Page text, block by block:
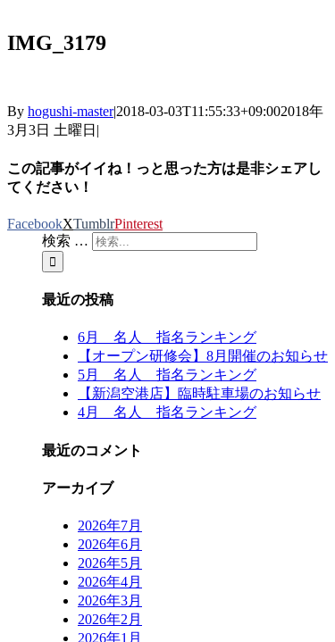
IMG_3179
By hogushi-master|2018-03-03T11:55:33+09:002018年
3月3日 土曜日 |
この記事がイイね！っと思った方は是非シェアし
てください！
FacebookXTumblrPinterest
検索 …
最近の投稿
6月 名人 指名ランキング
【オープン研修会】8月開催のお知らせ
5月 名人 指名ランキング
【新潟空港店】臨時駐車場のお知らせ
4月 名人 指名ランキング
最近のコメント
アーカイブ
2026年7月
2026年6月
2026年5月
2026年4月
2026年3月
2026年2月
2026年1月